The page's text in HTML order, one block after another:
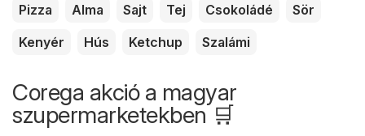
Pizza Alma Sajt Tej Csokoládé
Sör
Kenyér
Hús Ketchup Szalámi
Corega akció a magyar
szupermarketekben 🛒